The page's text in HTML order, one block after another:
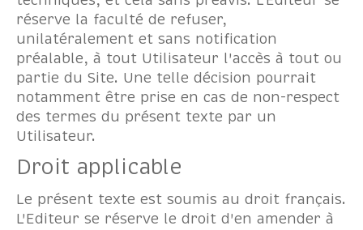
réserve la faculté de refuser,
unilatéralement et sans notification
préalable, à tout Utilisateur l'accès à tout ou
partie du Site. Une telle décision pourrait
notamment être prise en cas de non-respect
des termes du présent texte par un
Utilisateur.
Droit applicable
Le présent texte est soumis au droit français.
L'Editeur se réserve le droit d'en amender à